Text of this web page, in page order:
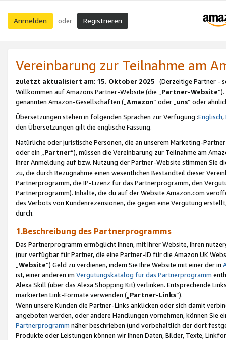
Anmelden oder Registrieren
Vereinbarung zur Teilnahme am
zuletzt aktualisiert am: 15. Oktober 2025 (Derzeitige Partner -
Willkommen auf Amazons Partner-Website (die „Partner-Website
genannten Amazon-Gesellschaften („Amazon“ oder „uns“ oder
Übersetzungen stehen in folgenden Sprachen zur Verfügung :Englisch,
den Übersetzungen gilt die englische Fassung.
Natürliche oder juristische Personen, die an unserem Marketing-
oder ein „Partner“), müssen die Vereinbarung zur Teilnahme am
Ihrer Anmeldung auf bzw. Nutzung der Partner-Website stimmen Sie
zu, die durch Bezugnahme einen wesentlichen Bestandteil dieser
Partnerprogramm, die IP-Lizenz für das Partnerprogramm, den
Partnerprogramm). Inhalte, die du auf der Website Amazon.com
des Verbots von Kundenrezensionen, die gegen eine Vergütung
durch.
1.Beschreibung des Partnerprogramms
Das Partnerprogramm ermöglicht Ihnen, mit Ihrer Website, Ihren
(nur verfügbar für Partner, die eine Partner-ID für die Amazon UK
Website“) Geld zu verdienen, indem Sie Ihre Website mit einer der in
ist, einer anderen im Vergütungskatalog für das Partnerprogramm
Alexa Skill (über das Alexa Shopping Kit) verlinken. Entsprechende
markierten Link-Formate verwenden („ Partner-Links“).
Wenn unsere Kunden die Partner-Links anklicken oder sich damit
angeboten werden, oder andere Handlungen vornehmen, können Sie
Partnerprogramm näher beschrieben (und vorbehaltlich der dort
Produkte oder Leistungen können wir Ihnen Daten, Bilder, Texte,